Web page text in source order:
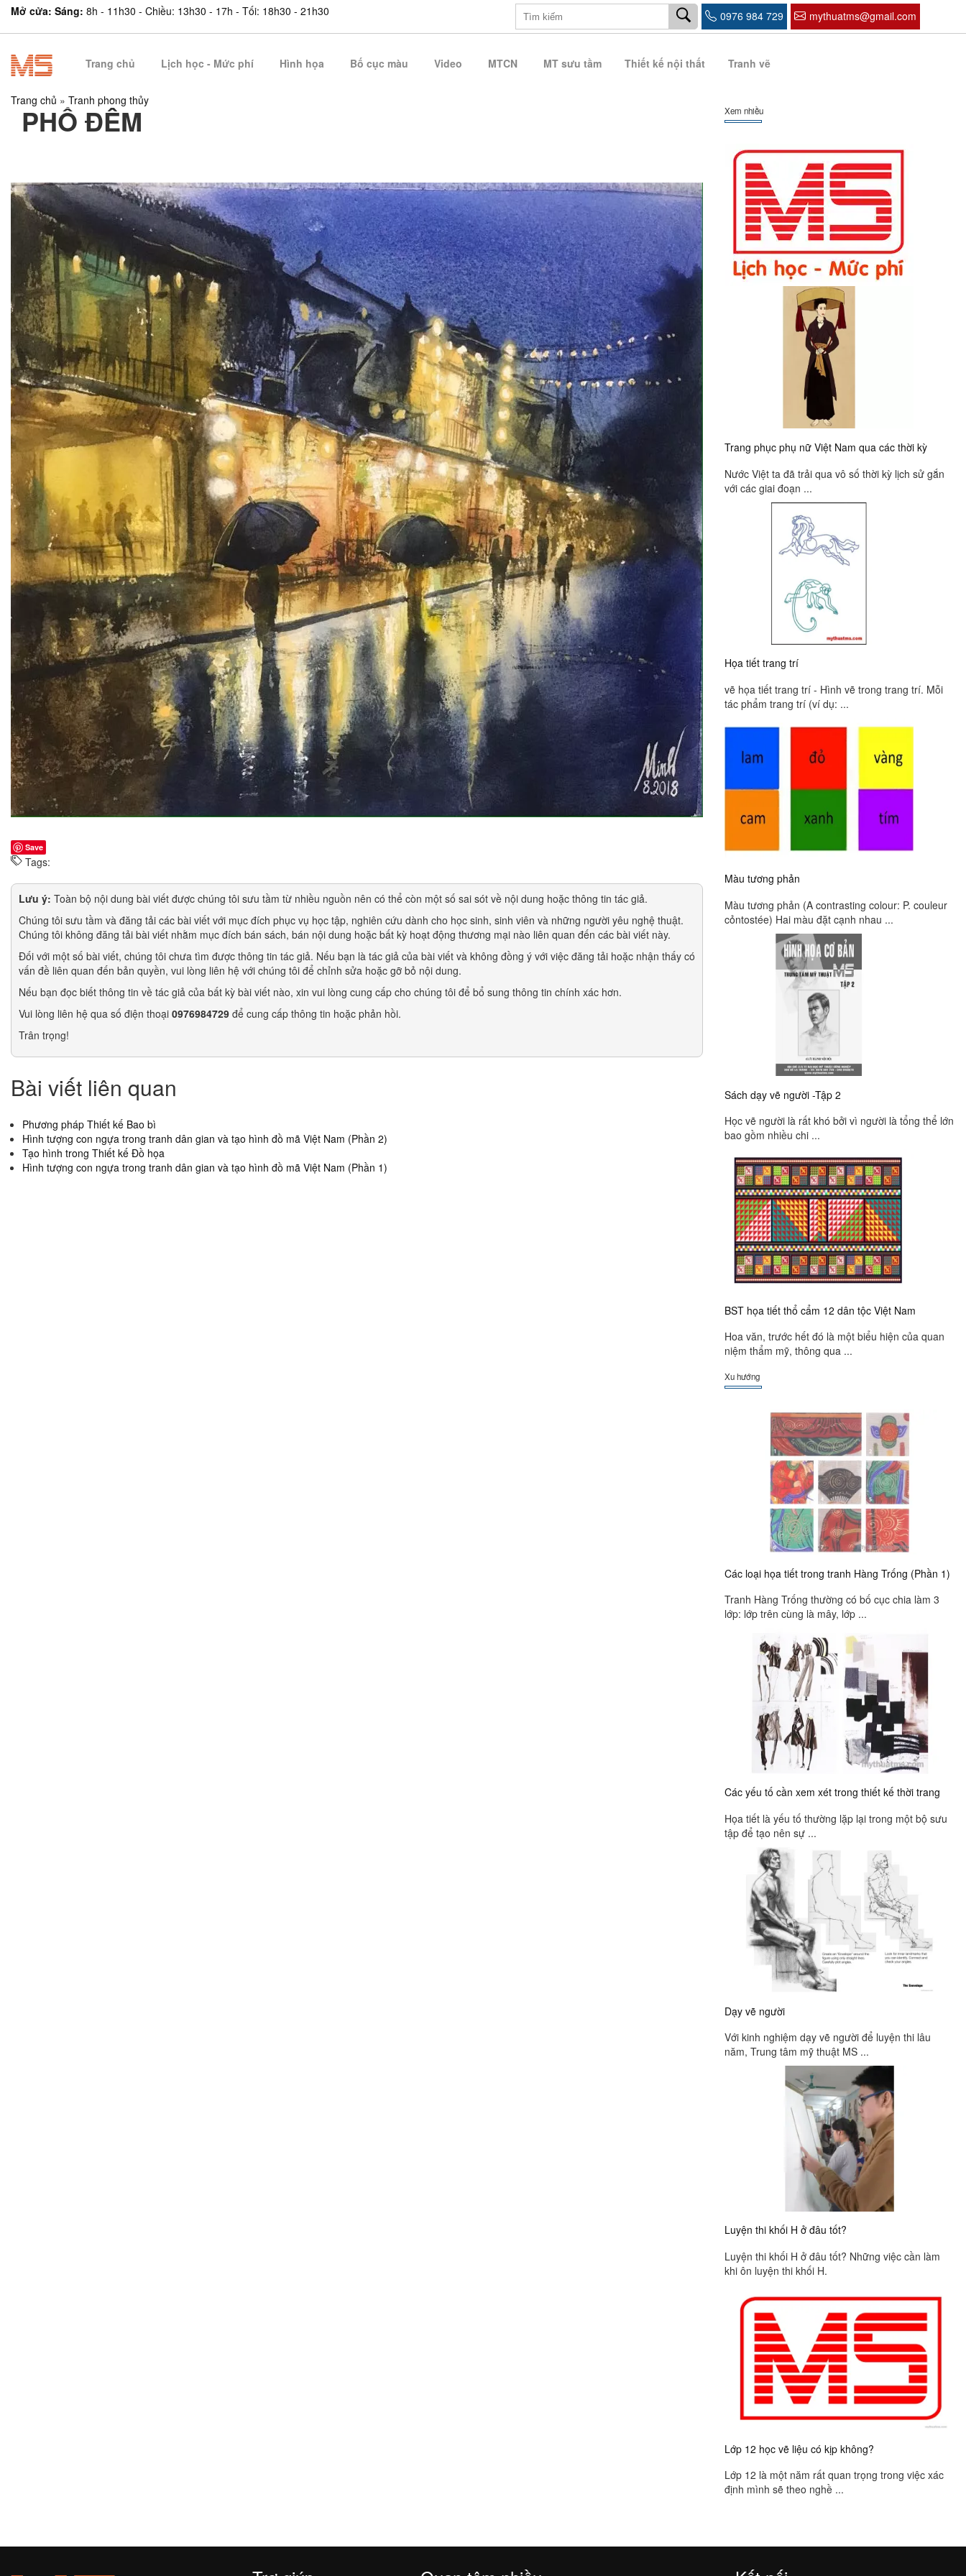
Mở cửa: Sáng: 8h - 11h30 - Chiều: 13h30 - 17h - Tối: 18h30 - 21h30 0976 984 729 mythuatms@gmail.com
Trang chủ Lịch học - Mức phí Hình họa Bố cục màu Video MTCN MT sưu tầm Thiết kế nội thất Tranh vẽ
Trang chủ » Tranh phong thủy
PHỐ ĐÊM
Save
Tags:
Lưu ý: Toàn bộ nội dung bài viết được chúng tôi sưu tầm từ nhiều nguồn nên có thể còn một số sai sót về nội dung hoặc thông tin tác giả.
Chúng tôi sưu tầm và đăng tải các bài viết với mục đích phục vụ học tập, nghiên cứu dành cho học sinh, sinh viên và những người yêu nghệ thuật.
Chúng tôi không đăng tải bài viết nhằm mục đích bán sách, bán nội dung hoặc bất kỳ hoạt động thương mại nào liên quan đến các bài viết này.
Đối với một số bài viết, chúng tôi chưa tìm được thông tin tác giả. Nếu bạn là tác giả của bài viết và không đồng ý với việc đăng tải hoặc nhận thấy có
vấn đề liên quan đến bản quyền, vui lòng liên hệ với chúng tôi để chỉnh sửa hoặc gỡ bỏ nội dung.
Nếu bạn đọc biết thông tin về tác giả của bất kỳ bài viết nào, xin vui lòng cung cấp cho chúng tôi để bổ sung thông tin chính xác hơn.
Vui lòng liên hệ qua số điện thoại 0976984729 để cung cấp thông tin hoặc phản hồi.
Trân trọng!
Bài viết liên quan
Phương pháp Thiết kế Bao bì
Hình tượng con ngựa trong tranh dân gian và tạo hình đồ mã Việt Nam (Phần 2)
Tạo hình trong Thiết kế Đồ họa
Hình tượng con ngựa trong tranh dân gian và tạo hình đồ mã Việt Nam (Phần 1)
Xem nhiều
Trang phục phụ nữ Việt Nam qua các thời kỳ
Nước Việt ta đã trải qua vô số thời kỳ lịch sử gắn
với các giai đoạn ...
Họa tiết trang trí
vẽ họa tiết trang trí - Hình vẽ trong trang trí. Mỗi
tác phẩm trang trí (ví dụ: ...
Màu tương phản
Màu tương phản (A contrasting colour: P. couleur
cỏntostée) Hai màu đặt cạnh nhau ...
Sách dạy vẽ người -Tập 2
Học vẽ người là rất khó bởi vì người là tổng thể lớn
bao gồm nhiều chi ...
BST họa tiết thổ cẩm 12 dân tộc Việt Nam
Hoa văn, trước hết đó là một biểu hiện của quan
niệm thẩm mỹ, thông qua ...
Xu hướng
Các loại họa tiết trong tranh Hàng Trống (Phần 1)
Tranh Hàng Trống thường có bố cục chia làm 3
lớp: lớp trên cùng là mây, lớp ...
Các yếu tố cần xem xét trong thiết kế thời trang
Họa tiết là yếu tố thường lặp lại trong một bộ sưu
tập để tạo nên sự ...
Dạy vẽ người
Với kinh nghiệm dạy vẽ người để luyện thi lâu
năm, Trung tâm mỹ thuật MS ...
Luyện thi khối H ở đâu tốt?
Luyện thi khối H ở đâu tốt? Những việc cần làm
khi ôn luyện thi khối H.
Lớp 12 học vẽ liệu có kịp không?
Lớp 12 là một năm rất quan trọng trong việc xác
định mình sẽ theo nghề ...